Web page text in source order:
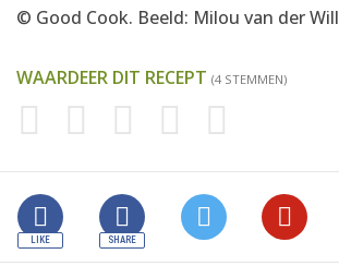
© Good Cook. Beeld: Milou van der Will
WAARDEER DIT RECEPT (4 STEMMEN)